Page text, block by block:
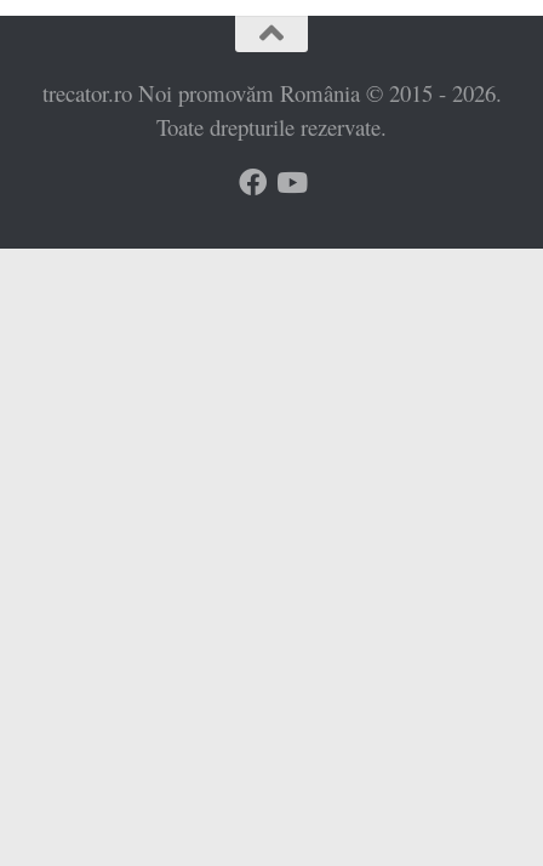
trecator.ro Noi promovăm România © 2015 - 2026.
Toate drepturile rezervate.